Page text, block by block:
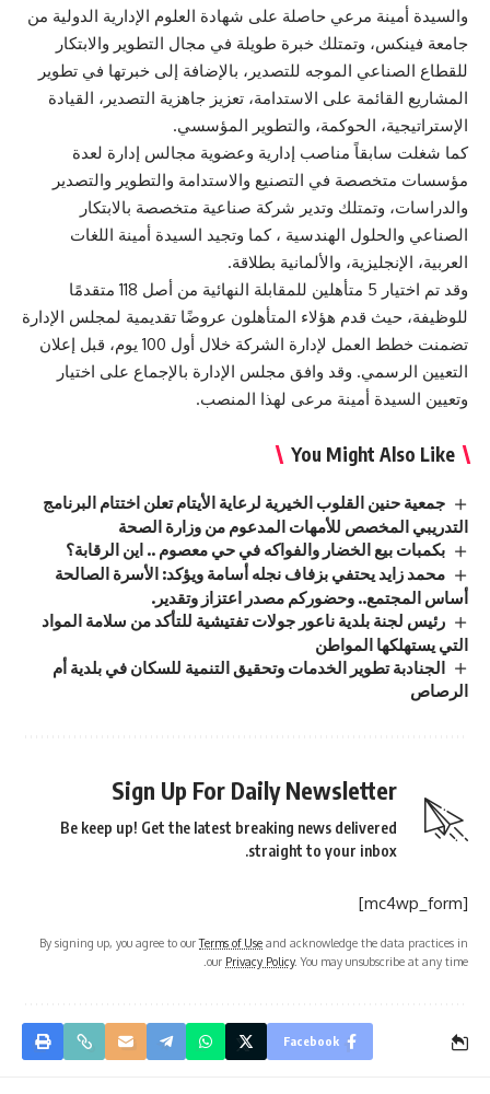
والسيدة أمينة مرعي حاصلة على شهادة العلوم الإدارية الدولية من
جامعة فينكس، وتمتلك خبرة طويلة في مجال التطوير والابتكار
للقطاع الصناعي الموجه للتصدير، بالإضافة إلى خبرتها في تطوير
المشاريع القائمة على الاستدامة، تعزيز جاهزية التصدير، القيادة
الإستراتيجية، الحوكمة، والتطوير المؤسسي.
كما شغلت سابقاً مناصب إدارية وعضوية مجالس إدارة لعدة
مؤسسات متخصصة في التصنيع والاستدامة والتطوير والتصدير
والدراسات، وتمتلك وتدير شركة صناعية متخصصة بالابتكار
الصناعي والحلول الهندسية ، كما وتجيد السيدة أمينة اللغات
العربية، الإنجليزية، والألمانية بطلاقة.
وقد تم اختيار 5 متأهلين للمقابلة النهائية من أصل 118 متقدمًا
للوظيفة، حيث قدم هؤلاء المتأهلون عروضًا تقديمية لمجلس الإدارة
تضمنت خطط العمل لإدارة الشركة خلال أول 100 يوم، قبل إعلان
التعيين الرسمي. وقد وافق مجلس الإدارة بالإجماع على اختيار
وتعيين السيدة أمينة مرعى لهذا المنصب.
You Might Also Like
جمعية حنين القلوب الخيرية لرعاية الأيتام تعلن اختتام البرنامج
التدريبي المخصص للأمهات المدعوم من وزارة الصحة
بكمبات بيع الخضار والفواكه في حي معصوم .. اين الرقابة؟
محمد زايد يحتفي بزفاف نجله أسامة ويؤكد: الأسرة الصالحة
أساس المجتمع.. وحضوركم مصدر اعتزاز وتقدير.
رئيس لجنة بلدية ناعور جولات تفتيشية للتأكد من سلامة المواد
التي يستهلكها المواطن
الجنادبة تطوير الخدمات وتحقيق التنمية للسكان في بلدية أم
الرصاص
Sign Up For Daily Newsletter
Be keep up! Get the latest breaking news delivered
straight to your inbox.
[mc4wp_form]
By signing up, you agree to ourTerms of Use and acknowledge the data practices in
our Privacy Policy. You may unsubscribe at any time.
Facebook